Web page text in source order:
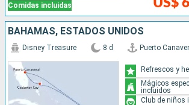
Comidas incluidas US$
BAHAMAS, ESTADOS UNIDOS
Disney Treasure 8 d Puerto
Refrescos y
Mágicos
incluidos
Club de niños